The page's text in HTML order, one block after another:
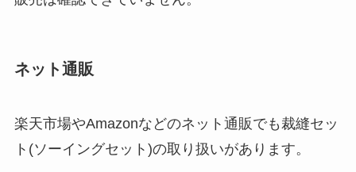
ネット通販
楽天市場やAmazonなどのネット通販でも裁縫セッ
ト(ソーイングセット)の取り扱いがあります。